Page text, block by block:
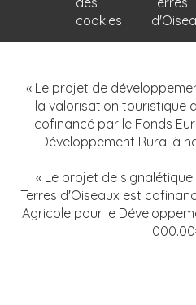
cookies
« Le projet de
la valorisation touristique
cofinancé par le Fonds
Développement Rural à
« Le projet de
Terres d'Oiseaux est
Agricole pour le